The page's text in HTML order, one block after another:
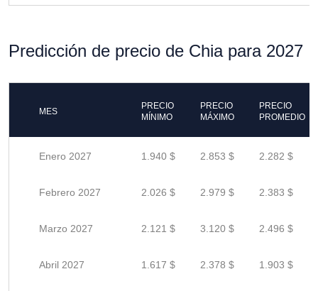
Predicción de precio de Chia para 2027
MES
PRECIO
MÍNIMO
PRECIO
MÁXIMO
PRECIO
PROMEDIO
Enero 2027 1.940 $ 2.853 $ 2.282 $
Febrero 2027 2.026 $ 2.979 $ 2.383 $
Marzo 2027 2.121 $ 3.120 $ 2.496 $
Abril 2027 1.617 $ 2.378 $ 1.903 $